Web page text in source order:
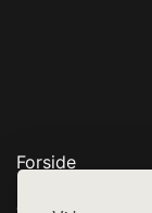
Forside